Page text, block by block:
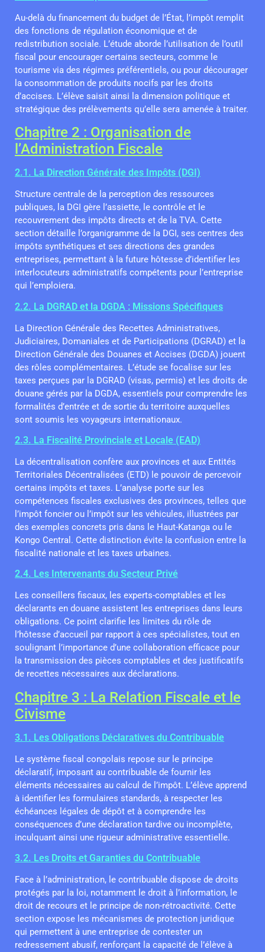
Au-delà du financement du budget de l’État, l’impôt remplit
des fonctions de régulation économique et de
redistribution sociale. L’étude aborde l’utilisation de l’outil
fiscal pour encourager certains secteurs, comme le
tourisme via des régimes préférentiels, ou pour décourager
la consommation de produits nocifs par les droits
d’accises. L’élève saisit ainsi la dimension politique et
stratégique des prélèvements qu’elle sera amenée à traiter.
Chapitre 2 : Organisation de
l’Administration Fiscale
2.1. La Direction Générale des Impôts (DGI)
Structure centrale de la perception des ressources
publiques, la DGI gère l’assiette, le contrôle et le
recouvrement des impôts directs et de la TVA. Cette
section détaille l’organigramme de la DGI, ses centres des
impôts synthétiques et ses directions des grandes
entreprises, permettant à la future hôtesse d’identifier les
interlocuteurs administratifs compétents pour l’entreprise
qui l’emploiera.
2.2. La DGRAD et la DGDA : Missions Spécifiques
La Direction Générale des Recettes Administratives,
Judiciaires, Domaniales et de Participations (DGRAD) et la
Direction Générale des Douanes et Accises (DGDA) jouent
des rôles complémentaires. L’étude se focalise sur les
taxes perçues par la DGRAD (visas, permis) et les droits de
douane gérés par la DGDA, essentiels pour comprendre les
formalités d’entrée et de sortie du territoire auxquelles
sont soumis les voyageurs internationaux.
2.3. La Fiscalité Provinciale et Locale (EAD)
La décentralisation confère aux provinces et aux Entités
Territoriales Décentralisées (ETD) le pouvoir de percevoir
certains impôts et taxes. L’analyse porte sur les
compétences fiscales exclusives des provinces, telles que
l’impôt foncier ou l’impôt sur les véhicules, illustrées par
des exemples concrets pris dans le Haut-Katanga ou le
Kongo Central. Cette distinction évite la confusion entre la
fiscalité nationale et les taxes urbaines.
2.4. Les Intervenants du Secteur Privé
Les conseillers fiscaux, les experts-comptables et les
déclarants en douane assistent les entreprises dans leurs
obligations. Ce point clarifie les limites du rôle de
l’hôtesse d’accueil par rapport à ces spécialistes, tout en
soulignant l’importance d’une collaboration efficace pour
la transmission des pièces comptables et des justificatifs
de recettes nécessaires aux déclarations.
Chapitre 3 : La Relation Fiscale et le
Civisme
3.1. Les Obligations Déclaratives du Contribuable
Le système fiscal congolais repose sur le principe
déclaratif, imposant au contribuable de fournir les
éléments nécessaires au calcul de l’impôt. L’élève apprend
à identifier les formulaires standards, à respecter les
échéances légales de dépôt et à comprendre les
conséquences d’une déclaration tardive ou incomplète,
inculquant ainsi une rigueur administrative essentielle.
3.2. Les Droits et Garanties du Contribuable
Face à l’administration, le contribuable dispose de droits
protégés par la loi, notamment le droit à l’information, le
droit de recours et le principe de non-rétroactivité. Cette
section expose les mécanismes de protection juridique
qui permettent à une entreprise de contester un
redressement abusif, renforçant la capacité de l’élève à